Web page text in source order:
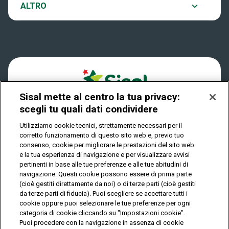
Play Your Date
Dove si gioca
Quanto si vince
Come riscuotere
ALTRO
Notifiche
Privacy
IL GIOCO È VIETATO AI MINORI E PUÒ CAUSARE
DIPENDENZA PATOLOGICA
© Copyright Sisal Italia S.p.A. - P.I. 02433760135
Privacy Cookies
Mappa
del
sito
Sisal mette al centro la tua privacy:
scegli tu quali dati condividere
Utilizziamo cookie tecnici, strettamente necessari per il
corretto funzionamento di questo sito web e, previo tuo
consenso, cookie per migliorare le prestazioni del sito web
e la tua esperienza di navigazione e per visualizzare avvisi
pertinenti in base alle tue preferenze e alle tue abitudini di
navigazione. Questi cookie possono essere di prima parte
(cioè gestiti direttamente da noi) o di terze parti (cioè gestiti
da terze parti di fiducia). Puoi scegliere se accettare tutti i
cookie oppure puoi selezionare le tue preferenze per ogni
categoria di cookie cliccando su "Impostazioni cookie".
Puoi procedere con la navigazione in assenza di cookie